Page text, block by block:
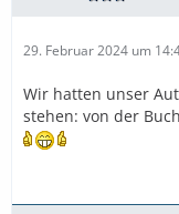
29. Februar 2024 um
Wir hatten unser
stehen: von der